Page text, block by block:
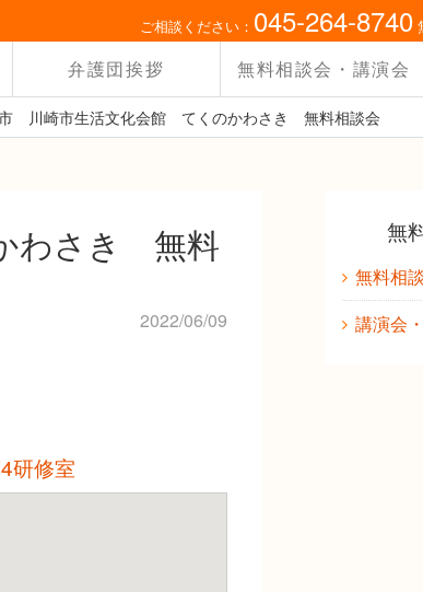
ご相談ください： 045-264-8740
弁護団挨拶 無料相談会・講演会
川崎市生活文化会館 てくのかわさき 無料相談会
わさき 無料
2022/06/09
研修室
無
無料相
講演会